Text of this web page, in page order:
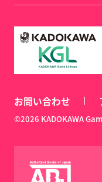
お問い合わせ
©2026 KADOKAWA